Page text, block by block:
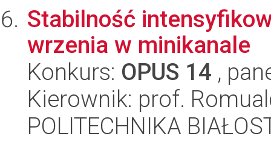
Stabilność
wrzenia w minikanale
Konkurs: OPUS 14 ,
Kierownik: prof.
POLITECHNIKA